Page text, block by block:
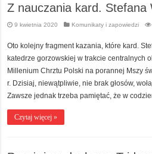
Z nauczania kard. Stefana
9 kwietnia 2020 Komunikaty i zapowiedzi
Oto kolejny fragment kazania, które kard.
katedrze gorzowskiej w trakcie centralnych
Millenium Chrztu Polski na porannej Mszy
r. Dzisiaj, niewątpliwie, nie brak głosów,
Zawsze jednak trzeba pamiętać, że w
Czytaj więcej »